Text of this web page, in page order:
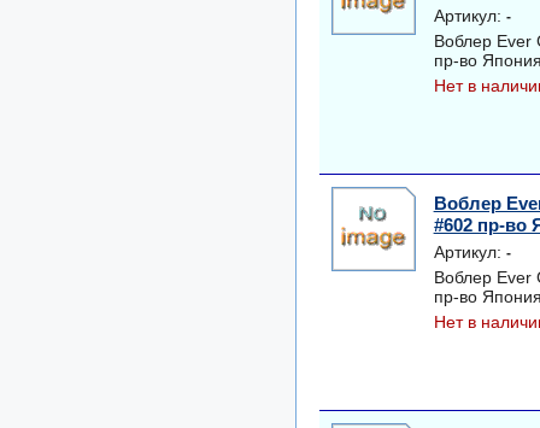
Артикул: -
Воблер Ever
пр-во
Нет в
Воблер
#602 пр-во
Артикул: -
Воблер Ever
пр-во
Нет в